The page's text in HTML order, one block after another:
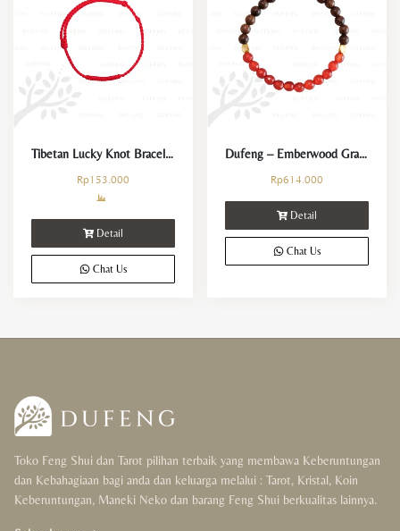
Tibetan Lucky Knot Bracelet
Rp153.000
Detail
Chat Us
Dufeng – Emberwood Grace Carnelian Crystal Bracelet
Rp614.000
Detail
Chat Us
Toko Feng Shui dan Tarot pilihan terbaik yang membawa Keberuntungan
dan Kebahagiaan bagi anda dan keluarga melalui : Tarot, Kristal, Koin
Keberuntungan, Maneki Neko dan barang Feng Shui berkualitas lainnya.